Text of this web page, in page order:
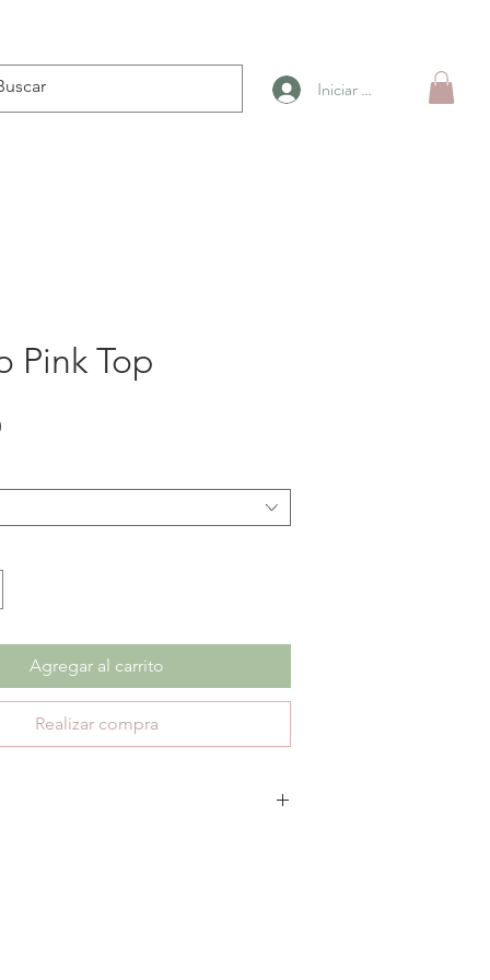
Iniciar sesión
Pink Top
Precio
Agregar al carrito
Realizar compra
30 días de garantía por defectos de